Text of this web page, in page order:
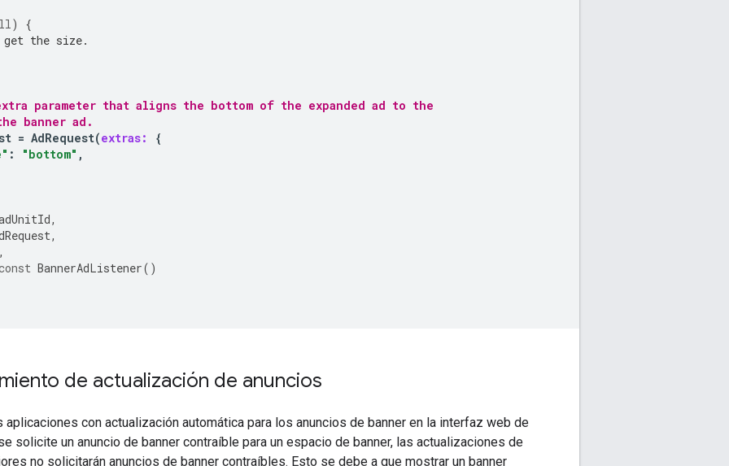
)
{
the size.
parameter that aligns the bottom of the expanded ad to the
banner ad.
= AdRequest(extras:
{
: "bottom" ,
,
,
BannerAdListener()
de actualización de anuncios
aplicaciones con actualización automática para los anuncios de banner en la interfaz web de
solicite un anuncio de banner contraíble para un espacio de banner, las actualizaciones de
no solicitarán anuncios de banner contraíbles. Esto se debe a que mostrar un banner